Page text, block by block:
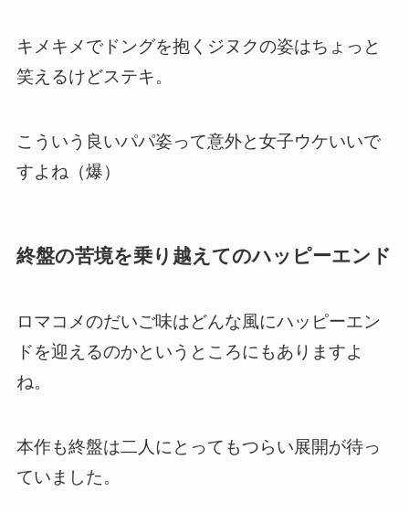
キメキメでドングを抱くジヌクの姿はちょっと
笑えるけどステキ。
こういう良いパパ姿って意外と女子ウケいいで
すよね（爆）
終盤の苦境を乗り越えてのハッピーエンド
ロマコメのだいご味はどんな風にハッピーエン
ドを迎えるのかというところにもありますよ
ね。
本作も終盤は二人にとってもつらい展開が待っ
ていました。